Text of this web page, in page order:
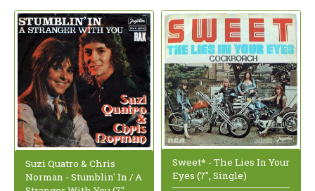
Suzi Quatro & Chris
Norman - Stumblin' In / A
Sweet* - The Lies In Your
Eyes (7", Single)